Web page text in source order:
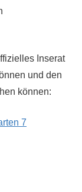
Inserat
und den
können:
7